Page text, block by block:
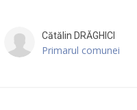
Cătălin DRĂGHICI
Primarul comunei